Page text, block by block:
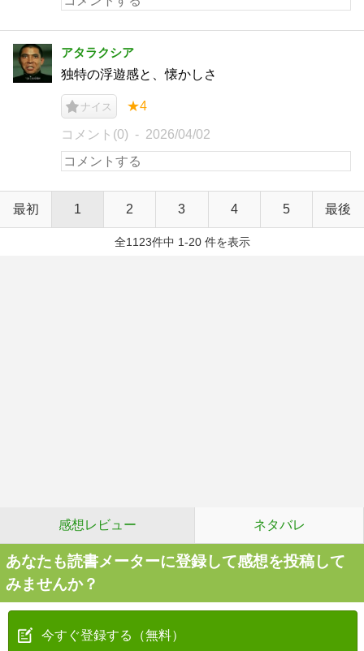
アタラクシア
独特の浮遊感と、懐かしさ
ナイス ★4
コメント(0) 2026/04/02
最初 1 2 3 4 5 最後
全1123件中 1-20 件を表示
感想レビュー ネタバレ
あなたも読書メーターに登録して感想を投稿して
みませんか？
今すぐ登録する（無料）